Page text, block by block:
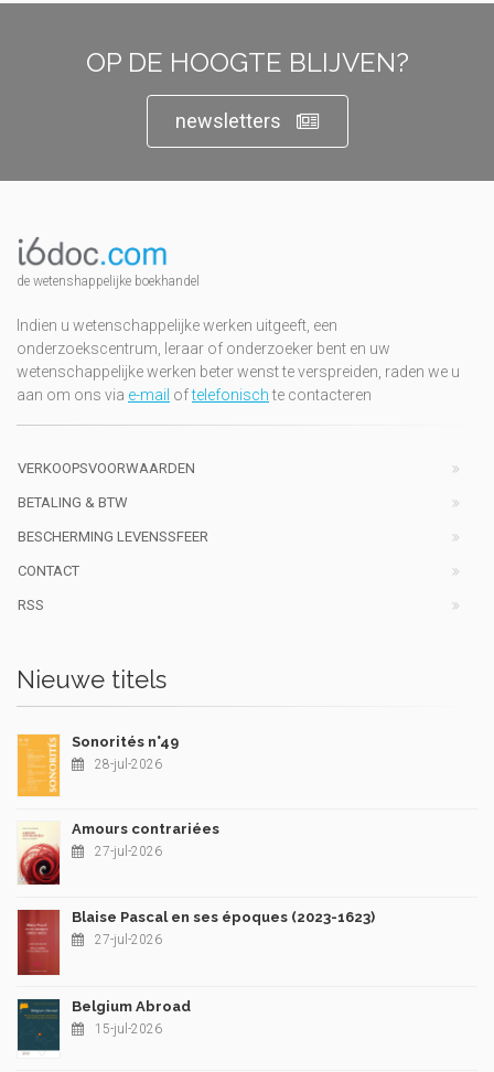
OP DE HOOGTE BLIJVEN?
newsletters
de wetenshappelijke boekhandel
Indien u wetenschappelijke werken uitgeeft, een
onderzoekscentrum, leraar of onderzoeker bent en uw
wetenschappelijke werken beter wenst te verspreiden, raden we u
aan om ons via e-mail oftelefonischte contacteren
VERKOOPSVOORWAARDEN
BETALING & BTW
BESCHERMING LEVENSSFEER
CONTACT
RSS
Nieuwe titels
Sonorités n°49
28-jul-2026
Amours contrariées
27-jul-2026
Blaise Pascal en ses époques (2023-1623)
27-jul-2026
Belgium Abroad
15-jul-2026